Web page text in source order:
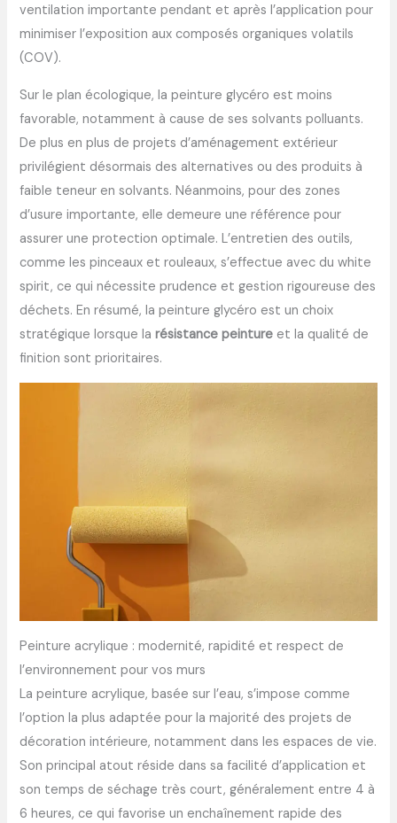
ventilation importante pendant et après l’application pour
minimiser l’exposition aux composés organiques volatils
(COV).
Sur le plan écologique, la peinture glycéro est moins
favorable, notamment à cause de ses solvants polluants.
De plus en plus de projets d’aménagement extérieur
privilégient désormais des alternatives ou des produits à
faible teneur en solvants. Néanmoins, pour des zones
d’usure importante, elle demeure une référence pour
assurer une protection optimale. L’entretien des outils,
comme les pinceaux et rouleaux, s’effectue avec du white
spirit, ce qui nécessite prudence et gestion rigoureuse des
déchets. En résumé, la peinture glycéro est un choix
stratégique lorsque larésistance peinture et la qualité de
finition sont prioritaires.
Peinture acrylique : modernité, rapidité et respect de
l’environnement pour vos murs
La peinture acrylique, basée sur l’eau, s’impose comme
l’option la plus adaptée pour la majorité des projets de
décoration intérieure, notamment dans les espaces de vie.
Son principal atout réside dans sa facilité d’application et
son temps de séchage très court, généralement entre 4 à
6 heures, ce qui favorise un enchaînement rapide des